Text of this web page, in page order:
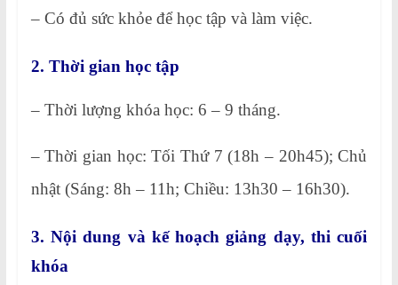
– Có đủ sức khỏe để học tập và làm việc.
2. Thời gian học tập
– Thời lượng khóa học: 6 – 9 tháng.
– Thời gian học: Tối Thứ 7 (18h – 20h45); Chủ
nhật (Sáng: 8h – 11h; Chiều: 13h30 – 16h30).
3. Nội dung và kế hoạch giảng dạy, thi cuối
khóa